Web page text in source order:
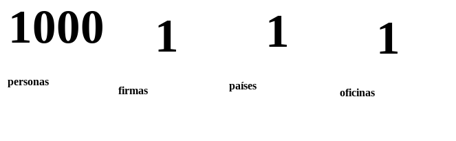
1000
personas
1
firmas
1
países
1
oficinas